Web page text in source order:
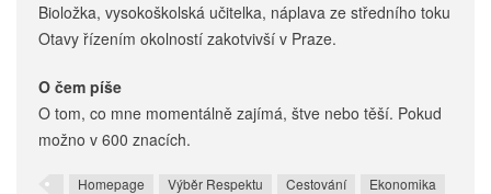
Bioložka, vysokoškolská učitelka, náplava ze středního toku
Otavy řízením okolností zakotvivší v Praze.
O čem píše
O tom, co mne momentálně zajímá, štve nebo těší. Pokud
možno v 600 znacích.
Homepage Výběr Respektu Cestování
Ekonomika